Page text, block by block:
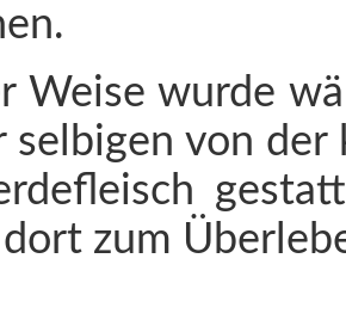
Weise wurde
selbigen von
dort zum